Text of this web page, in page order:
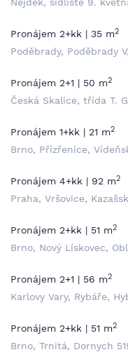
Pronájem 2+kk | 35 m2
Poděbrady, Poděbrady
Pronájem 2+1 | 50 m2
Česká Skalice, třída T.
Pronájem 1+kk | 21 m2
Brno, Přízřenice,
Pronájem 4+kk | 92 m2
Praha, Vršovice,
Pronájem 2+kk | 51 m2
Brno, Nový Lískovec,
Pronájem 2+1 | 56 m2
Karlovy Vary, Rybáře,
Pronájem 2+kk | 51 m2
Brno, Trnitá, Dornych